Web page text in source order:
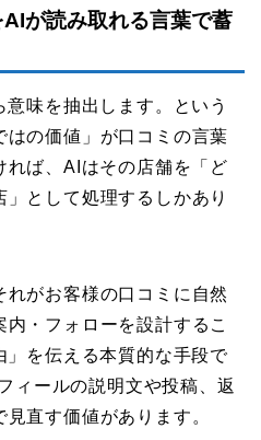
が読み取れる言葉で蓄
味を抽出します。という
はの価値」が口コミの言葉
れば、AIはその店舗を「ど
として処理するしかあり
れがお客様の口コミに自然
・フォローを設計するこ
」を伝える本質的な手段で
ィールの説明文や投稿、返
直す価値があります。